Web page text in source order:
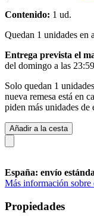
Contenido: 1 ud.
Quedan 1 unidades en
Entrega prevista el
del domingo a las
Solo quedan 1
nueva remesa está en
piden más unidades de
Añadir a la cesta
España: envío
Más información sobre
Propiedades